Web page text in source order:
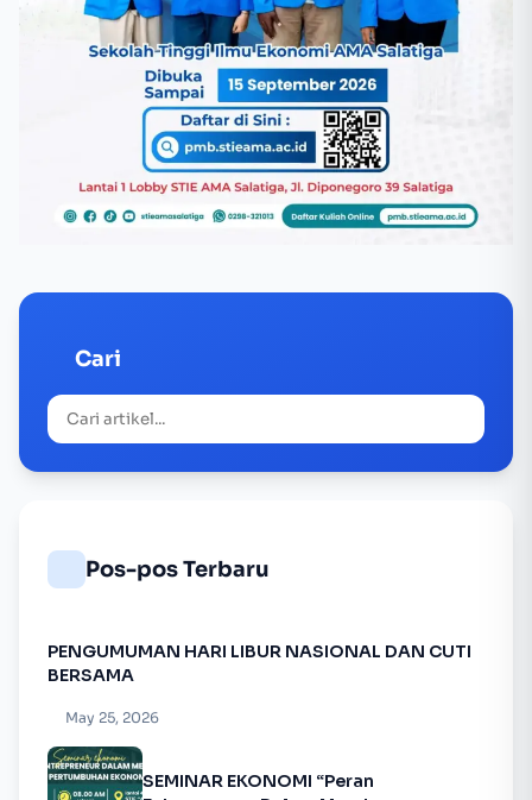
Cari
Pos-pos Terbaru
PENGUMUMAN HARI LIBUR NASIONAL DAN CUTI
BERSAMA
May 25, 2026
SEMINAR EKONOMI “Peran